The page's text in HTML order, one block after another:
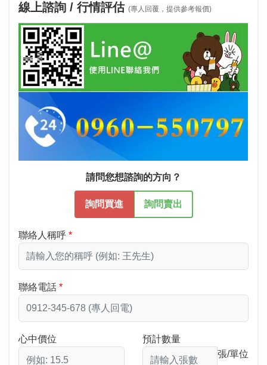
線上諮詢 / 行情評估 (專人回覆，提供參考報價)
請問您想諮詢的方向？
詢問買進 詢問賣出
聯絡人稱呼
聯絡電話
心中價位
預計數量
張/單位